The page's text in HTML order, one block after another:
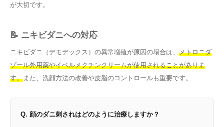
が大切です。
📝 ニキビダニへの対応
ニキビダニ（デモデックス）の異常増殖が原因の場合は、 メトロニダ
ゾール外用薬やイベルメクチンクリームが使用されることがありま
す。 また、洗顔方法の改善や皮脂のコントロールも重要です。
Q. 顔のダニ刺されはどのように治療しますか？